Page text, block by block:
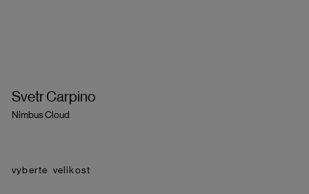
Svetr Carpino
Nimbus Cloud
velikost